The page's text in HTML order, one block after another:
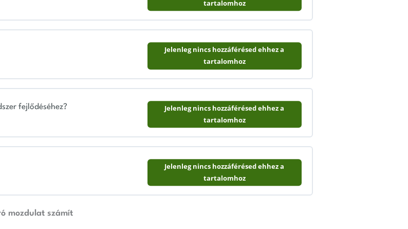
tartalomhoz
Jelenleg nincs hozzáférésed ehhez a
tartalomhoz
fejlődéséhez?
Jelenleg nincs hozzáférésed ehhez a
tartalomhoz
Jelenleg nincs hozzáférésed ehhez a
tartalomhoz
mozdulat számít